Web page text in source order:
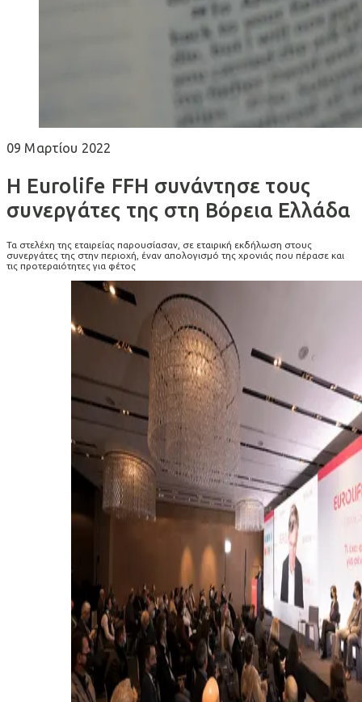
09 Μαρτίου 2022
Η Eurolife FFH συνάντησε τους
συνεργάτες της στη Βόρεια Ελλάδα
Τα στελέχη της εταιρείας παρουσίασαν, σε εταιρική εκδήλωση στους
συνεργάτες της στην περιοχή, έναν απολογισμό της χρονιάς που πέρασε και
τις προτεραιότητες για φέτος